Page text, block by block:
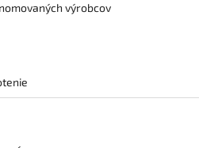
výrobcov